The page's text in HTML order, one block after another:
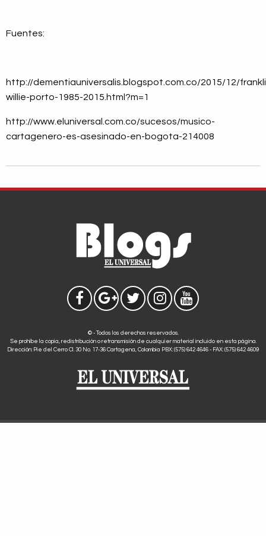
Fuentes:
http://dementiauniversalis.blogspot.com.co/2015/12/
willie-porto-1985-2015.html?m=1
http://www.eluniversal.com.co/sucesos/musico-
cartagenero-es-asesinado-en-bogota-214008
© - Todos los derechos reservados.
Se prohíbe la copia, redistribución o retransmisión de cualquier material incluido en esta página.
Dirección: Pie del Cerro Cl. 30 No. 17-36 Cartagena, Colombia PBX: (575) 642 4646 - FAX: (575) 642 4609